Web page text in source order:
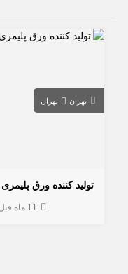
تهران تهران
تولید کننده ورق
11 ماه قبل